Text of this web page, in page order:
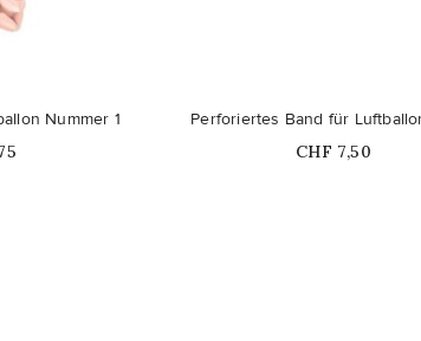
Nummer 1
Perforiertes Band für
Price
CHF 7,50